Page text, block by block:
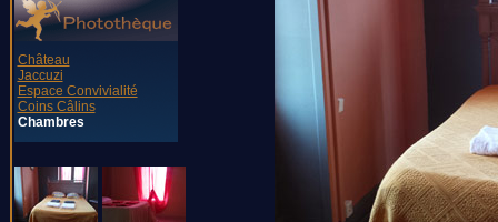
Château
Jaccuzi
Espace Convivialité
Coins Câlins
Chambres